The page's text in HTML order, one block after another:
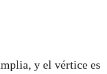
y el vértice es